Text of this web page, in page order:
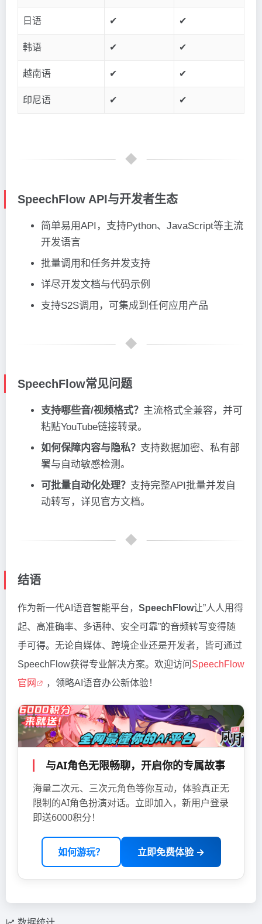
日语 ✔ ✔
韩语 ✔ ✔
越南语 ✔ ✔
印尼语 ✔ ✔
SpeechFlow API与开发者生态
简单易用API，支持Python、JavaScript等主流
开发语言
批量调用和任务并发支持
详尽开发文档与代码示例
支持S2S调用，可集成到任何应用产品
SpeechFlow常见问题
支持哪些音/视频格式？ 主流格式全兼容，并可
粘贴YouTube链接转录。
如何保障内容与隐私？ 支持数据加密、私有部
署与自动敏感检测。
可批量自动化处理？ 支持完整API批量并发自
动转写，详见官方文档。
结语
作为新一代AI语音智能平台， SpeechFlow让”人人用得
起、高准确率、多语种、安全可靠”的音频转写变得随
手可得。无论自媒体、跨境企业还是开发者，皆可通过
SpeechFlow获得专业解决方案。欢迎访问 SpeechFlow
官网
，领略AI语音办公新体验！
与AI角色无限畅聊，开启你的专属故事
海量二次元、三次元角色等你互动，体验真正无
限制的AI角色扮演对话。立即加入，新用户登录
即送6000积分！
如何游玩？ 立即免费体验 →